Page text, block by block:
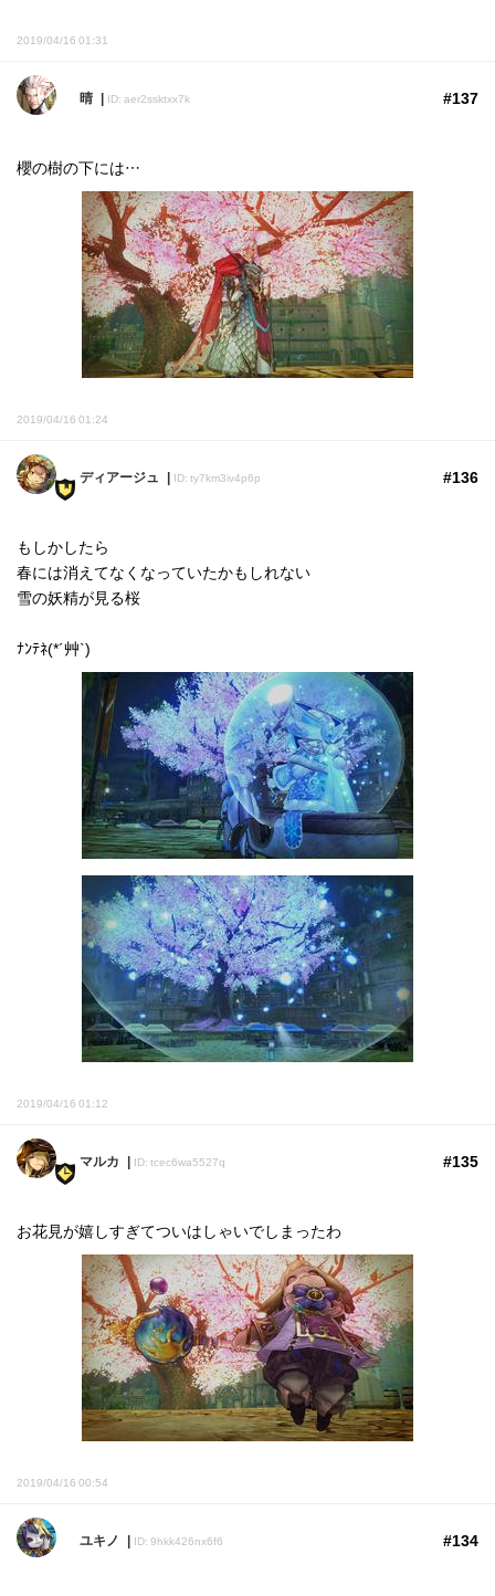
2019/04/16 01:31
晴 ID: aer2ssktxx7k #137
櫻の樹の下には…
2019/04/16 01:24
ディアージュ ID: ty7km3iv4p6p #136
もしかしたら
春には消えてなくなっていたかもしれない
雪の妖精が見る桜
ﾅﾝﾃﾈ(*´艸`)
2019/04/16 01:12
マルカ ID: tcec6wa5527q #135
お花見が嬉しすぎてついはしゃいでしまったわ
2019/04/16 00:54
ユキノ ID: 9hkk426nx6f6 #134